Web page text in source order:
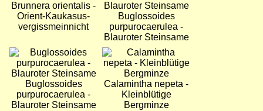
Brunnera orientalis -
Orient-Kaukasus-
vergissmeinnicht
Buglossoides
purpurocaerulea -
Blauroter Steinsame
Bild
Buglossoides
purpurocaerulea -
Blauroter Steinsame
Bild
Calamintha nepeta -
Kleinblütige
Bergminze